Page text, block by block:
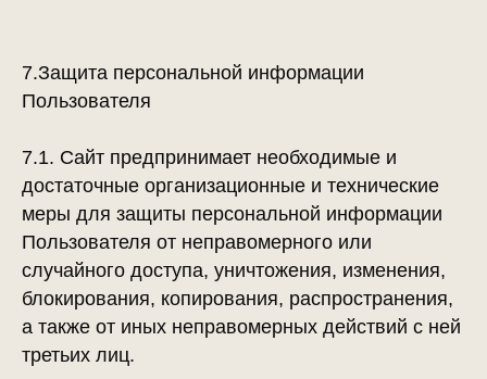
7.Защита персональной информации
Пользователя
7.1. Сайт предпринимает необходимые и
достаточные организационные и технические
меры для защиты персональной информации
Пользователя от неправомерного или
случайного доступа, уничтожения, изменения,
блокирования, копирования, распространения,
а также от иных неправомерных действий с ней
третьих лиц.